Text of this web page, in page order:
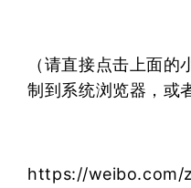
（请直接点击上面
制到系统浏览器，或
https://weibo.com/